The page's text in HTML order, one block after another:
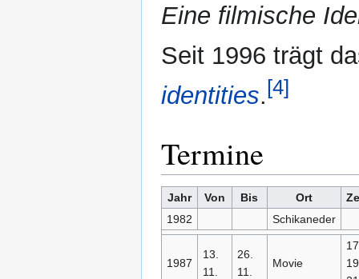
Eine filmische
Seit 1996 trägt
identities.[4]
Termine
Jahr Von Bis Ort
1982
Schikaneder
1987
13.
11.
26.
11.
Movie